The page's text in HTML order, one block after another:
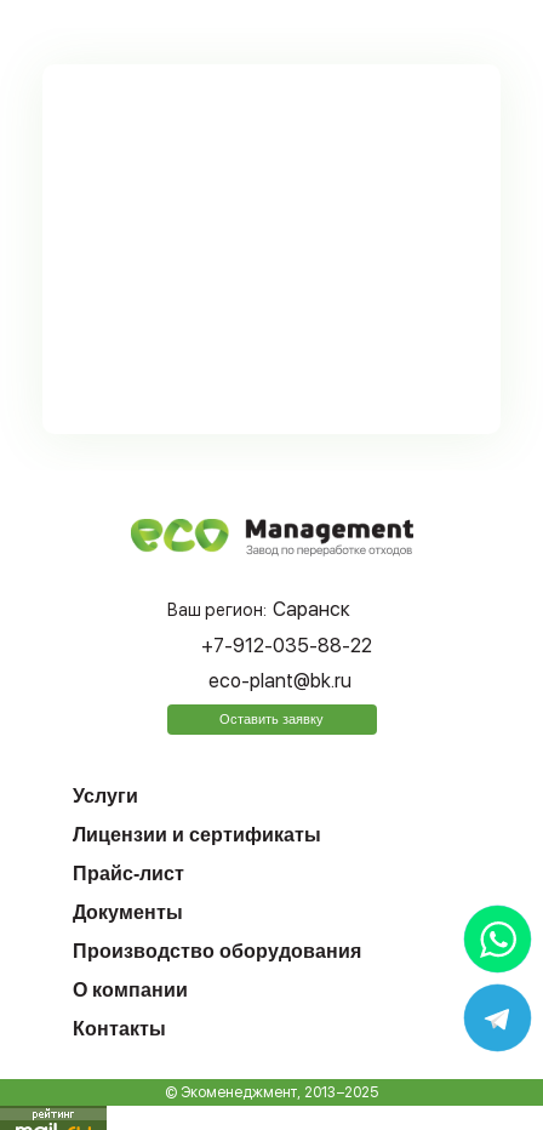
Ваш регион: Саранск
+7-912-035-88-22
eco-plant@bk.ru
Оставить заявку
Услуги
Лицензии и сертификаты
Прайс-лист
Документы
Производство оборудования
О компании
Контакты
© Экоменеджмент, 2013−2025